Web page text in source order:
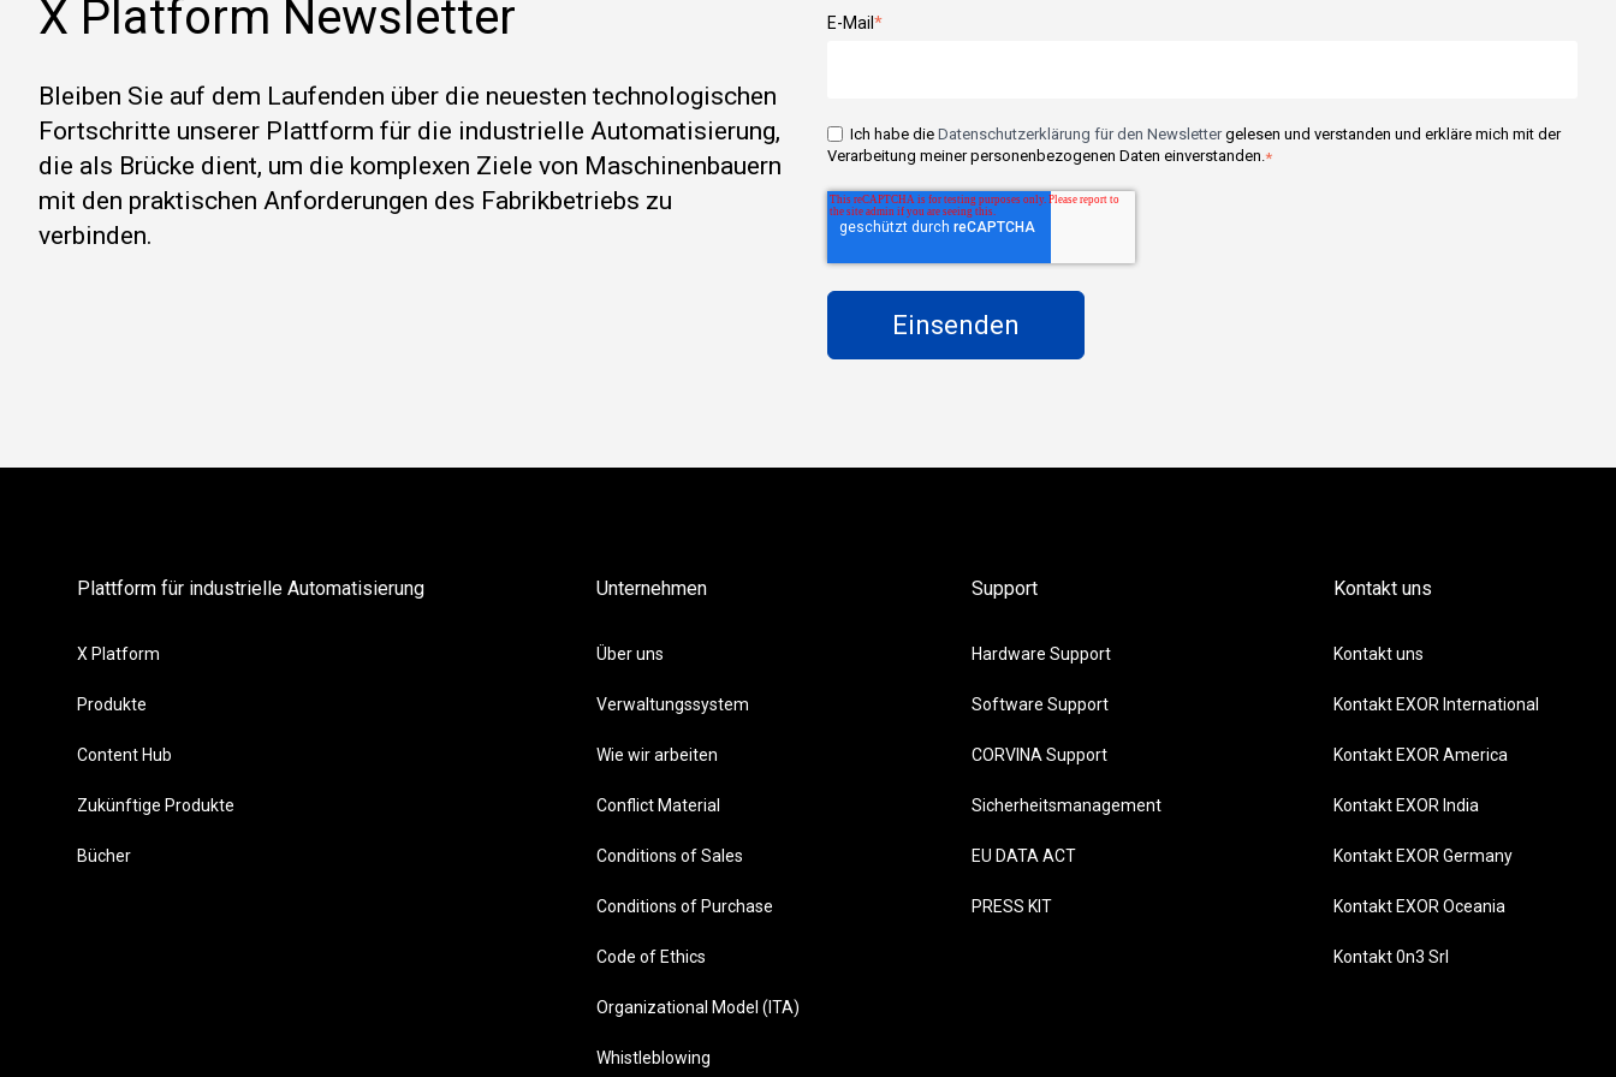
X Platform Newsletter
Bleiben Sie auf dem Laufenden über die neuesten technologischen
Fortschritte unserer Plattform für die industrielle Automatisierung,
die als Brücke dient, um die komplexen Ziele von Maschinenbauern
mit den praktischen Anforderungen des Fabrikbetriebs zu
verbinden.
E-Mail*
Ich habe die Datenschutzerklärung für den Newslettergelesen und verstanden und erkläre mich mit der
Verarbeitung meiner personenbezogenen Daten einverstanden.*
Plattform für industrielle Automatisierung
X Platform
Produkte
Content Hub
Zukünftige Produkte
Bücher
Unternehmen
Über uns
Verwaltungssystem
Wie wir arbeiten
Conflict Material
Conditions of Sales
Conditions of Purchase
Code of Ethics
Organizational Model (ITA)
Whistleblowing
Support
Hardware Support
Software Support
CORVINA Support
Sicherheitsmanagement
EU DATA ACT
PRESS KIT
Kontakt uns
Kontakt uns
Kontakt EXOR International
Kontakt EXOR America
Kontakt EXOR India
Kontakt EXOR Germany
Kontakt EXOR Oceania
Kontakt 0n3 Srl